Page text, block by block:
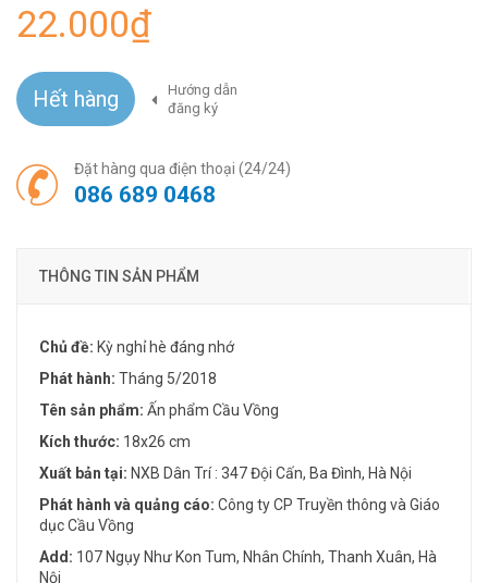
22.000₫
Hết hàng
Hướng dẫn
đăng ký
Đặt hàng qua điện thoại (24/24)
086 689 0468
THÔNG TIN SẢN PHẨM
Chủ đề: Kỳ nghỉ hè đáng nhớ
Phát hành: Tháng 5/2018
Tên sản phẩm: Ấn phẩm Cầu Vồng
Kích thước: 18x26 cm
Xuất bản tại: NXB Dân Trí : 347 Đội Cấn, Ba Đình, Hà Nội
Phát hành và quảng cáo: Công ty CP Truyền thông và Giáo
dục Cầu Vồng
Add: 107 Ngụy Như Kon Tum, Nhân Chính, Thanh Xuân, Hà
Nội